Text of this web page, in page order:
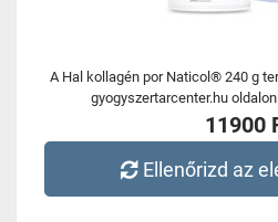
A Hal kollagén por Naticol® 240 g
gyogyszertarcenter.hu
11900
Ellenőrizd az